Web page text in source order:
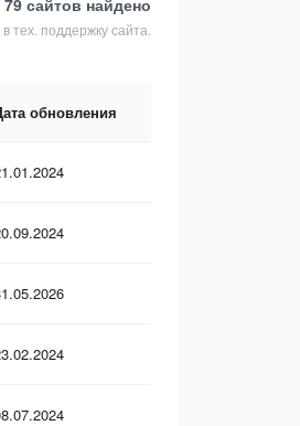
79 сайтов найдено
тех. поддержку сайта.
обновления